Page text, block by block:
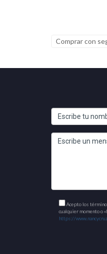
Comprar con
Acepto los
cualquier momento o
https://